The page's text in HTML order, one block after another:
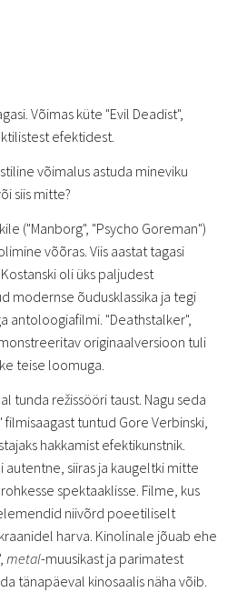
Võimas küte "Evil Deadist",
efektidest.
võimalus astuda mineviku
siis mitte?
("Manborg", "Psycho Goreman")
võõras. Viis aastat tagasi
oli üks paljudest
modernse õudusklassika ja tegi
antoloogiafilmi. "Deathstalker",
originaalversioon tuli
teise loomuga.
tunda režissööri taust. Nagu seda
tuntud Gore Verbinski,
hakkamist efektikunstnik.
siiras ja kaugeltki mitte
spektaaklisse. Filme, kus
niivõrd poeetiliselt
harva. Kinolinale jõuab ehe
metal-muusikast ja parimatest
tänapäeval kinosaalis näha võib.